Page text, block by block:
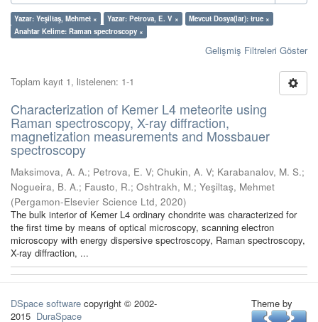
Yazar: Yeşiltaş, Mehmet × Yazar: Petrova, E. V ×
Mevcut Dosya(lar): true ×
Anahtar Kelime: Raman spectroscopy ×
Gelişmiş Filtreleri Göster
Toplam kayıt 1, listelenen: 1-1
Characterization of Kemer L4 meteorite using
Raman spectroscopy, X-ray diffraction,
magnetization measurements and Mossbauer
spectroscopy
Maksimova, A. A.; Petrova, E. V; Chukin, A. V; Karabanalov, M. S.;
Nogueira, B. A.; Fausto, R.; Oshtrakh, M.; Yeşiltaş, Mehmet
(Pergamon-Elsevier Science Ltd, 2020)
The bulk interior of Kemer L4 ordinary chondrite was characterized for
the first time by means of optical microscopy, scanning electron
microscopy with energy dispersive spectroscopy, Raman spectroscopy,
X-ray diffraction, ...
DSpace software copyright © 2002-
2015 DuraSpace
Theme by